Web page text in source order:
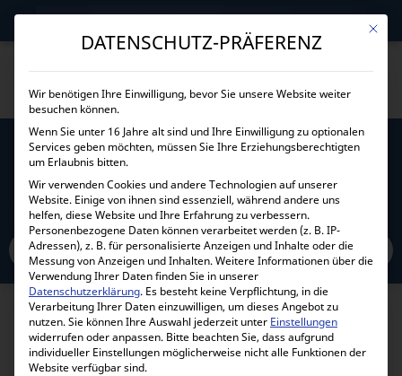
→
KEILRIEMEN FÜR DEUTZ F04M2011
Home Alle Produkte Stromerzeuger und Ersatzteile
Keilriemen für Deutz F04M2011
Mit
DATENSCHUTZ-PRÄFERENZ
Wir benötigen Ihre Einwilligung, bevor Sie unsere Website weiter
besuchen können.
Wenn Sie unter 16 Jahre alt sind und Ihre Einwilligung zu optionalen
Services geben möchten, müssen Sie Ihre Erziehungsberechtigten
um Erlaubnis bitten.
Wir verwenden Cookies und andere Technologien auf unserer
Website. Einige von ihnen sind essenziell, während andere uns
helfen, diese Website und Ihre Erfahrung zu verbessern.
Personenbezogene Daten können verarbeitet werden (z. B. IP-
Adressen), z. B. für personalisierte Anzeigen und Inhalte oder die
Messung von Anzeigen und Inhalten.Weitere Informationen über die
Verwendung Ihrer Daten finden Sie in unserer
Datenschutzerklärung. Es besteht keine Verpflichtung, in die
Verarbeitung Ihrer Daten einzuwilligen, um dieses Angebot zu
nutzen.Sie können Ihre Auswahl jederzeit unter Einstellungen
widerrufen oder anpassen. Bitte beachten Sie, dass aufgrund
individueller Einstellungen möglicherweise nicht alle Funktionen der
Website verfügbar sind.